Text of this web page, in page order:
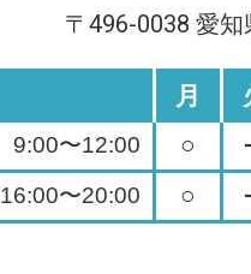
〒496-0038 愛
月
9:00〜12:00 ○
16:00〜20:00 ○